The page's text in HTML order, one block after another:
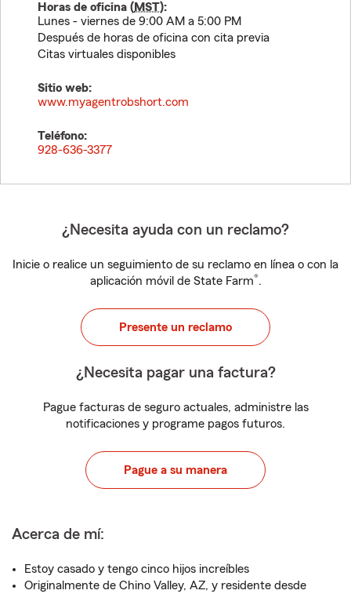
Horas de oficina (MST):
Lunes - viernes de 9:00 AM a 5:00 PM
Después de horas de oficina con cita previa
Citas virtuales disponibles
Sitio web:
www.myagentrobshort.com
Teléfono:
928-636-3377
¿Necesita ayuda con un reclamo?
Inicie o realice un seguimiento de su reclamo en línea o con la
aplicación móvil de State Farm®.
Presente un reclamo
¿Necesita pagar una factura?
Pague facturas de seguro actuales, administre las
notificaciones y programe pagos futuros.
Pague a su manera
Acerca de mí:
Estoy casado y tengo cinco hijos increíbles
Originalmente de Chino Valley, AZ, y residente desde